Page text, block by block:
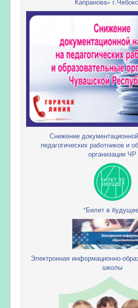
Снижение
педагогических работников и
организации ЧР
"Билет в
Электронная информационно-
школы